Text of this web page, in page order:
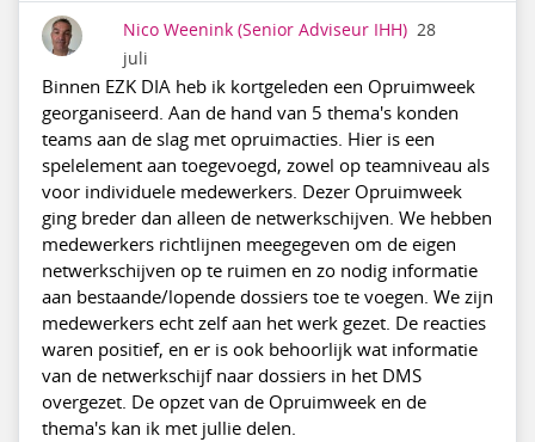
Nico Weenink (Senior Adviseur IHH) 28
juli
Binnen EZK DIA heb ik kortgeleden een Opruimweek
georganiseerd. Aan de hand van 5 thema's konden
teams aan de slag met opruimacties. Hier is een
spelelement aan toegevoegd, zowel op teamniveau als
voor individuele medewerkers. Dezer Opruimweek
ging breder dan alleen de netwerkschijven. We hebben
medewerkers richtlijnen meegegeven om de eigen
netwerkschijven op te ruimen en zo nodig informatie
aan bestaande/lopende dossiers toe te voegen. We zijn
medewerkers echt zelf aan het werk gezet. De reacties
waren positief, en er is ook behoorlijk wat informatie
van de netwerkschijf naar dossiers in het DMS
overgezet. De opzet van de Opruimweek en de
thema's kan ik met jullie delen.